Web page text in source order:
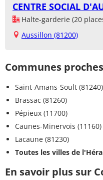
CENTRE SOCIAL
Halte-garderie (20
Aussillon (81200)
Communes
Saint-Amans-Soult (81240)
Brassac (81260)
Pépieux (11700)
Caunes-Minervois (11160)
Lacaune (81230)
Toutes les villes de
En savoir plus sur